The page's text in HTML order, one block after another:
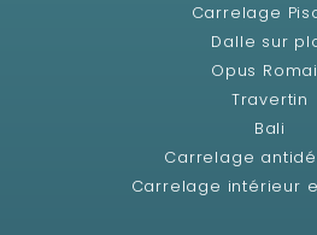
Carrelage
Dalle sur
Opus
Travertin
Bali
Carrelage
Carrelage intérieur